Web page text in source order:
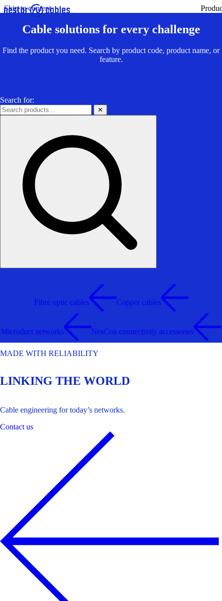
Skip to content
Cable solutions for every challenge
Find the product you need. Search by product code, product name, or
feature.
Search for:
✕
Fibre optic cables Copper cables
Microduct networks NesCon connectivity accessories
MADE WITH RELIABILITY
LINKING THE WORLD
Cable engineering for today’s networks.
Contact us